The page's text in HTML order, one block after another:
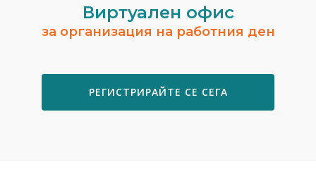
Виртуален офис
за организация на работния ден
РЕГИСТРИРАЙТЕ СЕ СЕГА